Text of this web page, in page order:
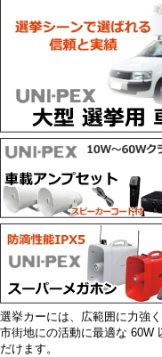
選挙カーには、広範囲に力強
市街地にの活動に最適な 60W
だけます。